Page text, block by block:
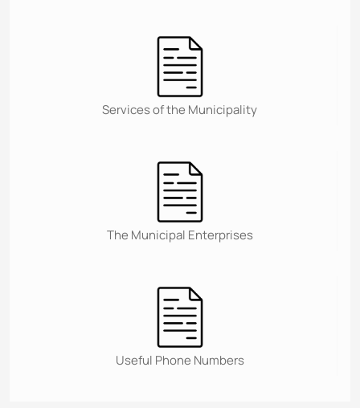
Services of the Municipality
The Municipal Enterprises
Useful Phone Numbers